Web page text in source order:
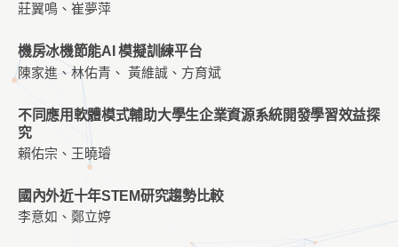
莊翼鳴、崔夢萍
機房冰機節能AI 模擬訓練平台
陳家進、林佑青、 黃維誠、方育斌
不同應用軟體模式輔助大學生企業資源系統開發學習效益探
究
賴佑宗、王曉璿
國內外近十年STEM研究趨勢比較
李意如、鄭立婷